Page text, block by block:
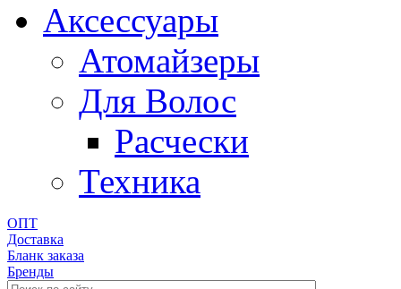
Aксессуары
Атомайзеры
Для Волос
Расчески
Техника
ОПТ
Доставка
Бланк заказа
Бренды